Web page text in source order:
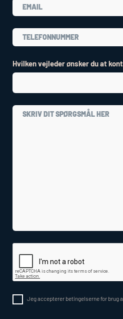
Hvilken vejleder ønsker du at
Jeg accepterer betingelserne for brug